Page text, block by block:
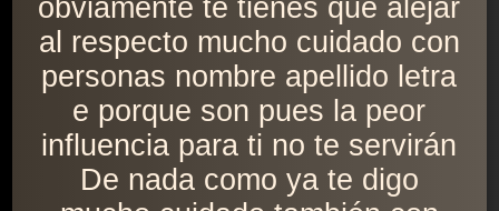
obviamente te tienes que alejar
al respecto mucho cuidado con
personas nombre apellido letra
e porque son pues la peor
influencia para ti no te servirán
De nada como ya te digo